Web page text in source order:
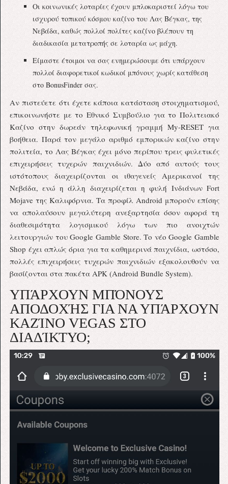
Οι κοινωνικές λοταρίες έχουν μπλοκαριστεί λόγω του
ισχυρού τοπικού κόσμου καζίνο του Λας Βέγκας, της
Νεβάδα, καθώς πολλοί πολίτες καζίνο βλέπουν τη
διαδικασία μετατροπής σε λοταρία ως μάχη.
Είμαστε έτοιμοι να σας ενημερώσουμε ότι υπάρχουν
πολλοί διαφορετικοί κωδικοί μπόνους χωρίς κατάθεση
στο BonusFinder σας.
Αν πιστεύετε ότι έχετε κάποια κατάσταση στοιχηματισμού,
επικοινωνήστε με το Εθνικό Συμβούλιο για το Πολιτειακό
Καζίνο στην δωρεάν τηλεφωνική γραμμή My-RESET για
βοήθεια. Παρά τον μεγάλο αριθμό εμπορικών καζίνο στην
πολιτεία, το Λας Βέγκας έχει μόνο περίπου τρεις φυλετικές
επιχειρήσεις τυχερών παιχνιδιών. Δύο από αυτούς τους
ιστότοπους διαχειρίζονται οι ιθαγενείς Αμερικανοί της
Νεβάδα, ενώ η άλλη διαχειρίζεται η φυλή Ινδιάνων Fort
Mojave της Καλιφόρνια. Τα προφίλ Android μπορούν επίσης
να απολαύσουν μεγαλύτερη ανεξαρτησία όσον αφορά τη
διαθεσιμότητα λογισμικού λόγω των πιο ανοιχτών
λειτουργιών του Google Gamble Store. Το νέο Google Gamble
Shop έχει απλώς όρια για τα καθημερινά παιχνίδια, ωστόσο,
πολλές επιχειρήσεις τυχερών παιχνιδιών εξακολουθούν να
βασίζονται στα πακέτα APK (Android Bundle System).
ΥΠΆΡΧΟΥΝ ΜΠΌΝΟΥΣ
ΑΠΟΔΟΧΉΣ ΓΙΑ ΝΑ ΥΠΆΡΧΟΥΝ
ΚΑΖΊΝΟ VEGAS ΣΤΟ
ΔΙΑΔΊΚΤΥΟ;